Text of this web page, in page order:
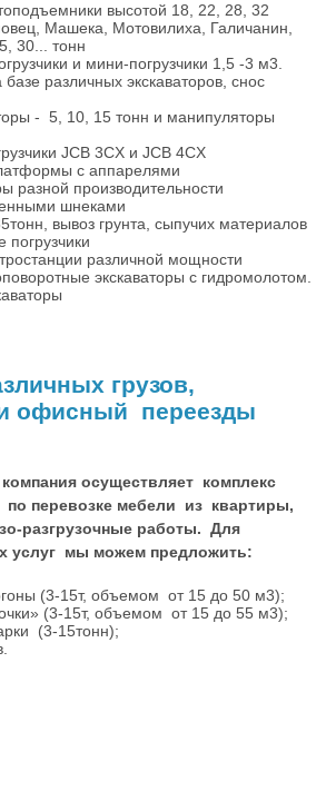
высотой 18, 22, 28, 32
Машека, Мотовилиха, Галичанин,
30... тонн
и мини-погрузчики 1,5 -3 м3.
различных экскаваторов, снос
- 5, 10, 15 тонн и манипуляторы
JCB 3CX и JCB 4CX
с аппарелями
разной производительности
шнеками
вывоз грунта, сыпучих материалов
погрузчики
различной мощности
экскаваторы с гидромолотом.
грузов,
офисный переезды
осуществляет комплекс
по перевозке мебели из квартиры,
разгрузочные работы. Для
услуг мы можем предложить:
(3-15т, объемом от 15 до 50 м3);
(3-15т, объемом от 15 до 55 м3);
(3-15тонн);